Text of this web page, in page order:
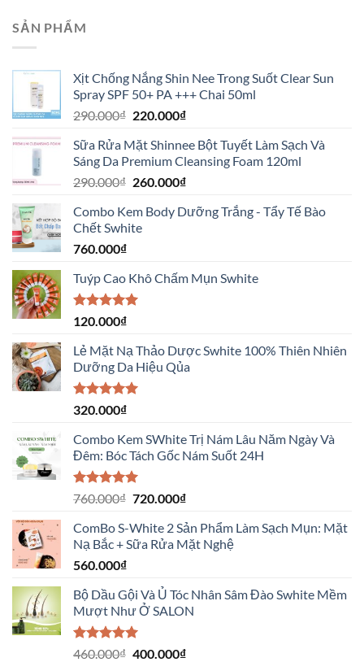
SẢN PHẨM
Xịt Chống Nắng Shin Nee Trong Suốt Clear Sun
Spray SPF 50+ PA +++ Chai 50ml
290.000₫ 220.000₫
Sữa Rửa Mặt Shinnee Bột Tuyết Làm Sạch Và
Sáng Da Premium Cleansing Foam 120ml
290.000₫ 260.000₫
Combo Kem Body Dưỡng Trắng - Tẩy Tế Bào
Chết Swhite
760.000₫
Tuýp Cao Khô Chấm Mụn Swhite
Được xếp
5 sao
120.000₫
Lẻ Mặt Nạ Thảo Dược Swhite 100% Thiên Nhiên
Dưỡng Da Hiệu Qủa
Được xếp
5 sao
320.000₫
Combo Kem SWhite Trị Nám Lâu Năm Ngày Và
Đêm: Bóc Tách Gốc Nám Suốt 24H
Được xếp
5 sao
760.000₫ 720.000₫
ComBo S-White 2 Sản Phẩm Làm Sạch Mụn: Mặt
Nạ Bắc + Sữa Rửa Mặt Nghệ
560.000₫
Bộ Dầu Gội Và Ủ Tóc Nhân Sâm Đào Swhite Mềm
Mượt Như Ở SALON
Được xếp
460.000₫ 400.000₫